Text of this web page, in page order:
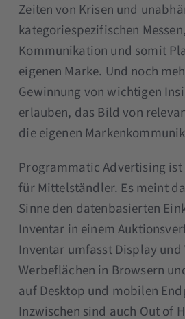
Zeiten von Krisen und
kategoriespezifischen
Kommunikation und somit
eigenen Marke. Und noch
Gewinnung von wichtigen
erlauben, das Bild von
die eigenen
Programmatic Advertising ist
für Mittelständler. Es meint
Sinne den datenbasierten
Inventar in einem
Inventar umfasst Display und
Werbeflächen in Browsern
auf Desktop und mobilen
Inzwischen sind auch Out of